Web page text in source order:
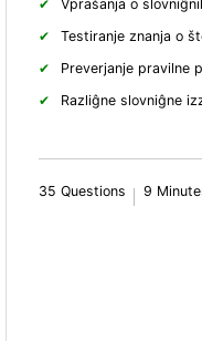
Vprašanja o
Testiranje znanja o
Preverjanje pravilne
Razliĝne slovniĝne
35 Questions 9